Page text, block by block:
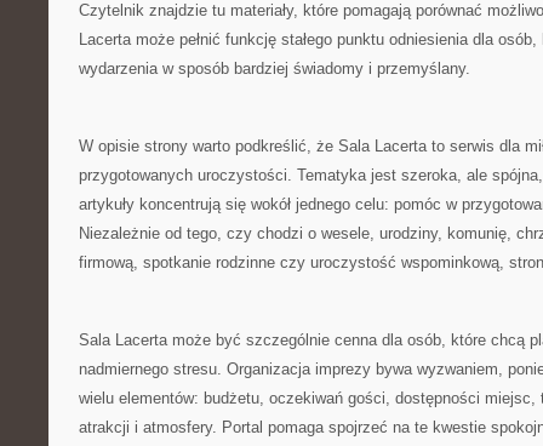
Czytelnik znajdzie tu materiały, które pomagają porównać
Lacerta może pełnić funkcję stałego punktu odniesienia dla
wydarzenia w sposób bardziej świadomy i przemyślany.
W opisie strony warto podkreślić, że Sala Lacerta to serwis dla
przygotowanych uroczystości. Tematyka jest szeroka, ale
artykuły koncentrują się wokół jednego celu: pomóc w
Niezależnie od tego, czy chodzi o wesele, urodziny, komunię,
firmową, spotkanie rodzinne czy uroczystość wspominkową,
Sala Lacerta może być szczególnie cenna dla osób, które chcą
nadmiernego stresu. Organizacja imprezy bywa wyzwaniem,
wielu elementów: budżetu, oczekiwań gości, dostępności miejsc,
atrakcji i atmosfery. Portal pomaga spojrzeć na te kwestie